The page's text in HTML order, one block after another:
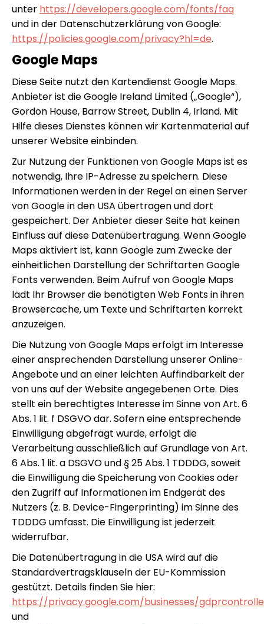
unter https://developers.google.com/fonts/faq
und in der Datenschutzerklärung von Google:
https://policies.google.com/privacy?hl=de.
Google Maps
Diese Seite nutzt den Kartendienst Google Maps.
Anbieter ist die Google Ireland Limited („Google“),
Gordon House, Barrow Street, Dublin 4, Irland. Mit
Hilfe dieses Dienstes können wir Kartenmaterial auf
unserer Website einbinden.
Zur Nutzung der Funktionen von Google Maps ist es
notwendig, Ihre IP-Adresse zu speichern. Diese
Informationen werden in der Regel an einen Server
von Google in den USA übertragen und dort
gespeichert. Der Anbieter dieser Seite hat keinen
Einfluss auf diese Datenübertragung. Wenn Google
Maps aktiviert ist, kann Google zum Zwecke der
einheitlichen Darstellung der Schriftarten Google
Fonts verwenden. Beim Aufruf von Google Maps
lädt Ihr Browser die benötigten Web Fonts in ihren
Browsercache, um Texte und Schriftarten korrekt
anzuzeigen.
Die Nutzung von Google Maps erfolgt im Interesse
einer ansprechenden Darstellung unserer Online-
Angebote und an einer leichten Auffindbarkeit der
von uns auf der Website angegebenen Orte. Dies
stellt ein berechtigtes Interesse im Sinne von Art. 6
Abs. 1 lit. f DSGVO dar. Sofern eine entsprechende
Einwilligung abgefragt wurde, erfolgt die
Verarbeitung ausschließlich auf Grundlage von Art.
6 Abs. 1 lit. a DSGVO und § 25 Abs. 1 TDDDG, soweit
die Einwilligung die Speicherung von Cookies oder
den Zugriff auf Informationen im Endgerät des
Nutzers (z. B. Device-Fingerprinting) im Sinne des
TDDDG umfasst. Die Einwilligung ist jederzeit
widerrufbar.
Die Datenübertragung in die USA wird auf die
Standardvertragsklauseln der EU-Kommission
gestützt. Details finden Sie hier:
https://privacy.google.com/businesses/
und